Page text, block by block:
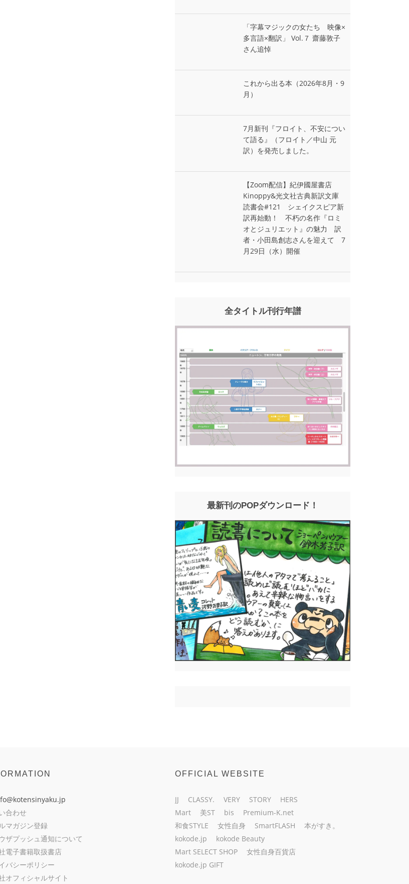
「字幕マジックの女たち 映像×
多言語×翻訳」 Vol.７ 齋藤敦子
さん追悼
これから出る本（2026年8月・9
月）
7月新刊『フロイト、不安につい
て語る』（フロイト／中山 元
訳）を発売しました。
【Zoom配信】紀伊國屋書店
Kinoppy&光文社古典新訳文庫
読書会#121 シェイクスピア新
訳再始動！ 不朽の名作『ロミ
オとジュリエット』の魅力 訳
者・小田島創志さんを迎えて 7
月29日（水）開催
全タイトル刊行年譜
最新刊のPOPダウンロード！
合わせ
マガジン登録
ザプッシュ通知について
電子書籍取扱書店
バシーポリシー
オフィシャルサイト
OFFICIAL WEBSITE
JJ CLASSY. VERY STORY
HERS
Mart
美ST bis
Premium-K.net
和食STYLE
女性自身 SmartFLASH
本がすき。
kokode.jp
kokode Beauty
Mart SELECT SHOP
女性自身百貨店
kokode.jp GIFT